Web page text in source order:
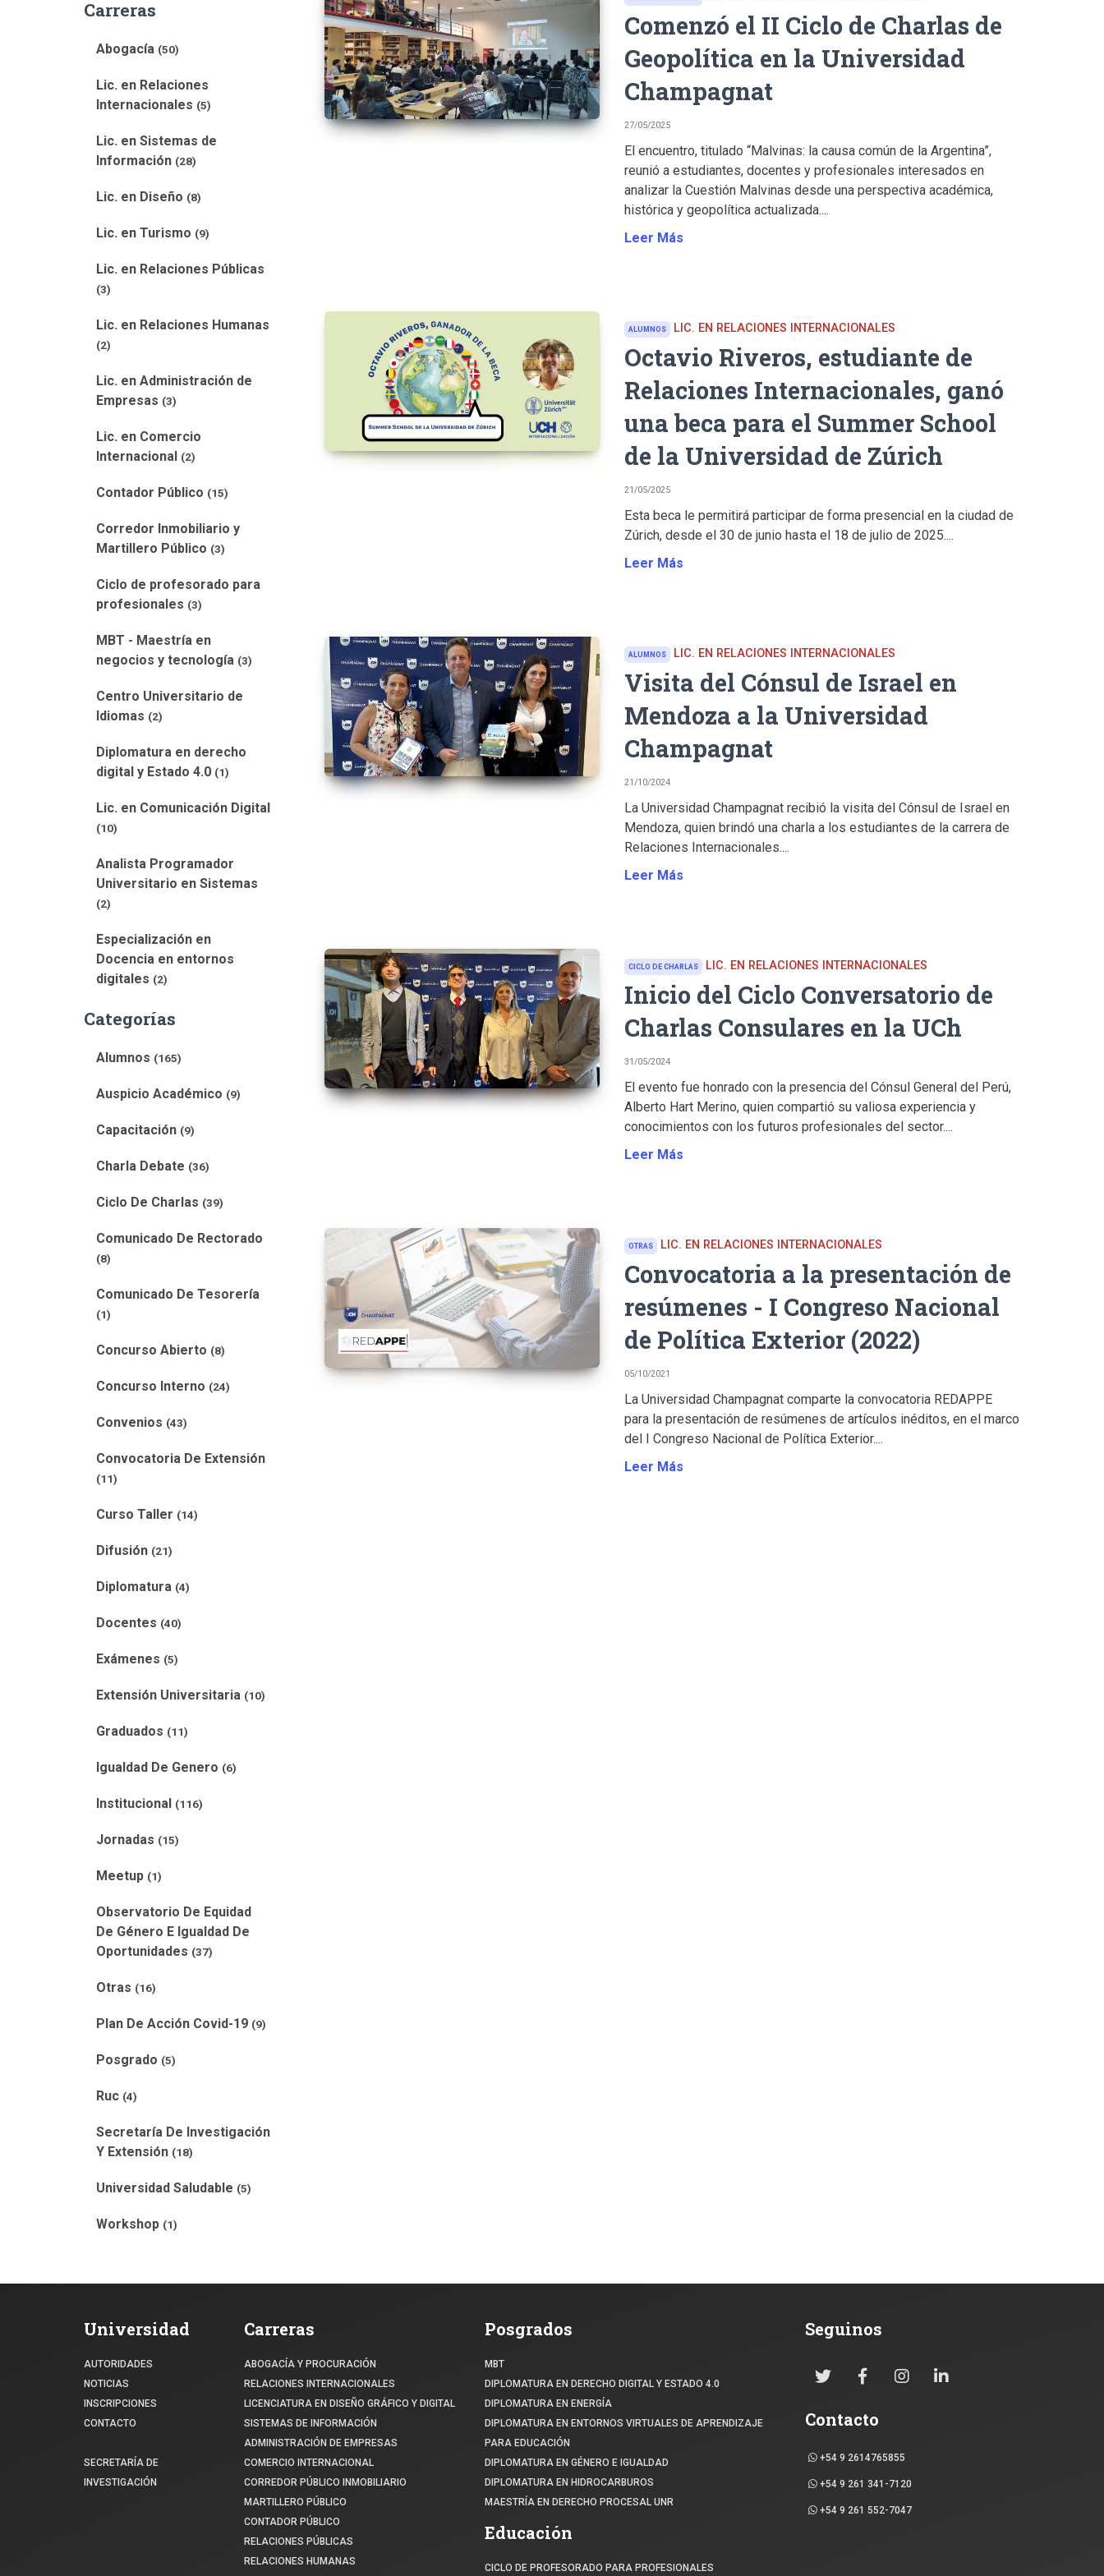
Carreras
Abogacía (50)
Lic. en Relaciones
Internacionales (5)
Lic. en Sistemas de
Información (28)
Lic. en Diseño (8)
Lic. en Turismo (9)
Lic. en Relaciones Públicas
(3)
Lic. en Relaciones Humanas
(2)
Lic. en Administración de
Empresas (3)
Lic. en Comercio
Internacional (2)
Contador Público (15)
Corredor Inmobiliario y
Martillero Público (3)
Ciclo de profesorado para
profesionales (3)
MBT - Maestría en
negocios y tecnología (3)
Centro Universitario de
Idiomas (2)
Diplomatura en derecho
digital y Estado 4.0 (1)
Lic. en Comunicación Digital
(10)
Analista Programador
Universitario en Sistemas
(2)
Especialización en
Docencia en entornos
digitales (2)
Categorías
Alumnos (165)
Auspicio Académico (9)
Capacitación (9)
Charla Debate (36)
Ciclo De Charlas (39)
Comunicado De Rectorado
(8)
Comunicado De Tesorería
(1)
Concurso Abierto (8)
Concurso Interno (24)
Convenios (43)
Convocatoria De Extensión
(11)
Curso Taller (14)
Difusión (21)
Diplomatura (4)
Docentes (40)
Exámenes (5)
Extensión Universitaria (10)
Graduados (11)
Igualdad De Genero (6)
Institucional (116)
Jornadas (15)
Meetup (1)
Observatorio De Equidad
De Género E Igualdad De
Oportunidades (37)
Otras (16)
Plan De Acción Covid-19 (9)
Posgrado (5)
Ruc (4)
Secretaría De Investigación
Y Extensión (18)
Universidad Saludable (5)
Workshop (1)
Comenzó el II Ciclo de Charlas de
Geopolítica en la Universidad
Champagnat
27/05/2025
El encuentro, titulado “Malvinas: la causa común de la Argentina”,
reunió a estudiantes, docentes y profesionales interesados en
analizar la Cuestión Malvinas desde una perspectiva académica,
histórica y geopolítica actualizada....
Leer Más
ALUMNOS LIC. EN RELACIONES INTERNACIONALES
Octavio Riveros, estudiante de
Relaciones Internacionales, ganó
una beca para el Summer School
de la Universidad de Zúrich
21/05/2025
Esta beca le permitirá participar de forma presencial en la ciudad de
Zúrich, desde el 30 de junio hasta el 18 de julio de 2025....
Leer Más
ALUMNOS LIC. EN RELACIONES INTERNACIONALES
Visita del Cónsul de Israel en
Mendoza a la Universidad
Champagnat
21/10/2024
La Universidad Champagnat recibió la visita del Cónsul de Israel en
Mendoza, quien brindó una charla a los estudiantes de la carrera de
Relaciones Internacionales....
Leer Más
CICLO DE CHARLAS LIC. EN RELACIONES INTERNACIONALES
Inicio del Ciclo Conversatorio de
Charlas Consulares en la UCh
31/05/2024
El evento fue honrado con la presencia del Cónsul General del Perú,
Alberto Hart Merino, quien compartió su valiosa experiencia y
conocimientos con los futuros profesionales del sector....
Leer Más
OTRAS LIC. EN RELACIONES INTERNACIONALES
Convocatoria a la presentación de
resúmenes - I Congreso Nacional
de Política Exterior (2022)
05/10/2021
La Universidad Champagnat comparte la convocatoria REDAPPE
para la presentación de resúmenes de artículos inéditos, en el marco
del I Congreso Nacional de Política Exterior....
Leer Más
Universidad
AUTORIDADES
NOTICIAS
INSCRIPCIONES
CONTACTO
SECRETARÍA DE
INVESTIGACIÓN
Carreras
ABOGACÍA Y PROCURACIÓN
RELACIONES INTERNACIONALES
LICENCIATURA EN DISEÑO GRÁFICO Y DIGITAL
SISTEMAS DE INFORMACIÓN
ADMINISTRACIÓN DE EMPRESAS
COMERCIO INTERNACIONAL
CORREDOR PÚBLICO INMOBILIARIO
MARTILLERO PÚBLICO
CONTADOR PÚBLICO
RELACIONES PÚBLICAS
RELACIONES HUMANAS
Posgrados
MBT
DIPLOMATURA EN DERECHO DIGITAL Y ESTADO 4.0
DIPLOMATURA EN ENERGÍA
DIPLOMATURA EN ENTORNOS VIRTUALES DE APRENDIZAJE
PARA EDUCACIÓN
DIPLOMATURA EN GÉNERO E IGUALDAD
DIPLOMATURA EN HIDROCARBUROS
MAESTRÍA EN DERECHO PROCESAL UNR
Educación
CICLO DE PROFESORADO PARA PROFESIONALES
Seguinos
Contacto
+54 9 2614765855
+54 9 261 341-7120
+54 9 261 552-7047